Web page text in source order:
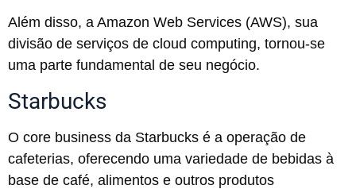
Além disso, a Amazon Web Services (AWS), sua
divisão de serviços de cloud computing, tornou-se
uma parte fundamental de seu negócio.
Starbucks
O core business da Starbucks é a operação de
cafeterias, oferecendo uma variedade de bebidas à
base de café, alimentos e outros produtos